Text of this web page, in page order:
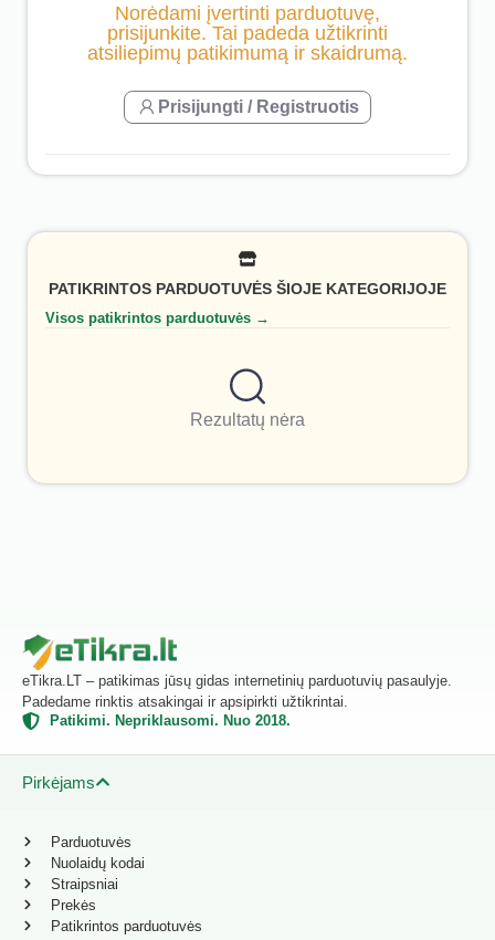
Norėdami įvertinti parduotuvę,
prisijunkite. Tai padeda užtikrinti
atsiliepimų patikimumą ir skaidrumą.
Prisijungti / Registruotis
PATIKRINTOS PARDUOTUVĖS ŠIOJE KATEGORIJOJE
Visos patikrintos parduotuvės →
Rezultatų nėra
eTikra.LT – patikimas jūsų gidas internetinių parduotuvių pasaulyje.
Padedame rinktis atsakingai ir apsipirkti užtikrintai.
Patikimi. Nepriklausomi. Nuo 2018.
Pirkėjams
Parduotuvės
Nuolaidų kodai
Straipsniai
Prekės
Patikrintos parduotuvės